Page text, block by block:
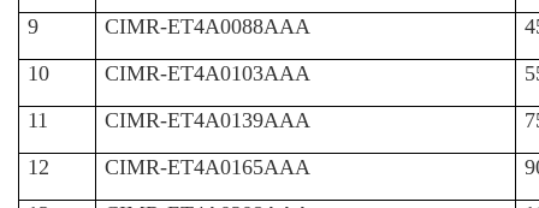
9
CIMR-ET4A0088AAA
10
CIMR-ET4A0103AAA
11
CIMR-ET4A0139AAA
12
CIMR-ET4A0165AAA